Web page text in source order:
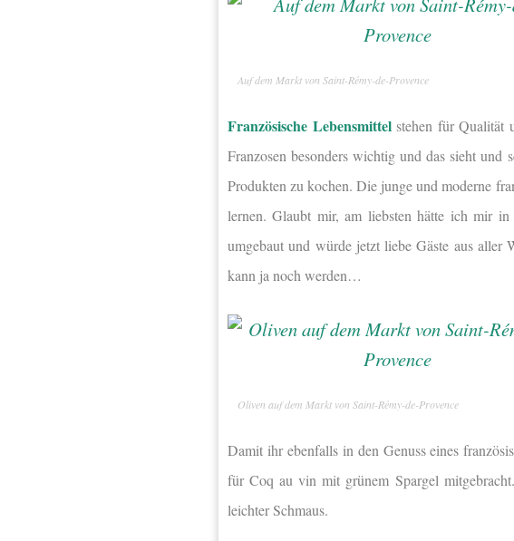
Auf dem Markt von Saint-Rémy-de-Provence
Französische Lebensmittelstehen für Qualität
Franzosen besonders wichtig und das sieht
Produkten zu kochen. Die junge und moderne
lernen. Glaubt mir, am liebsten hätte ich mir
umgebaut und würde jetzt liebe Gäste aus aller
kann ja noch werden…
Oliven auf dem Markt von Saint-Rémy-de-Provence
Damit ihr ebenfalls in den Genuss eines
für Coq au vin mit grünem Spargel
leichter Schmaus.